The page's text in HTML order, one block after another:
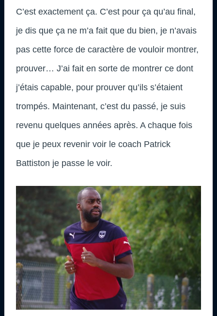
C’est exactement ça. C’est pour ça qu’au final,
je dis que ça ne m’a fait que du bien, je n’avais
pas cette force de caractère de vouloir montrer,
prouver… J’ai fait en sorte de montrer ce dont
j’étais capable, pour prouver qu’ils s’étaient
trompés. Maintenant, c’est du passé, je suis
revenu quelques années après. A chaque fois
que je peux revenir voir le coach Patrick
Battiston je passe le voir.